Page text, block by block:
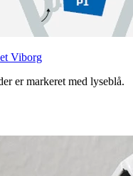
Viborg
er markeret med lyseblå.